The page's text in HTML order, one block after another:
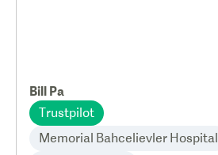
Bill Pa
Trustpilot
Memorial Bahcelievler Hospital